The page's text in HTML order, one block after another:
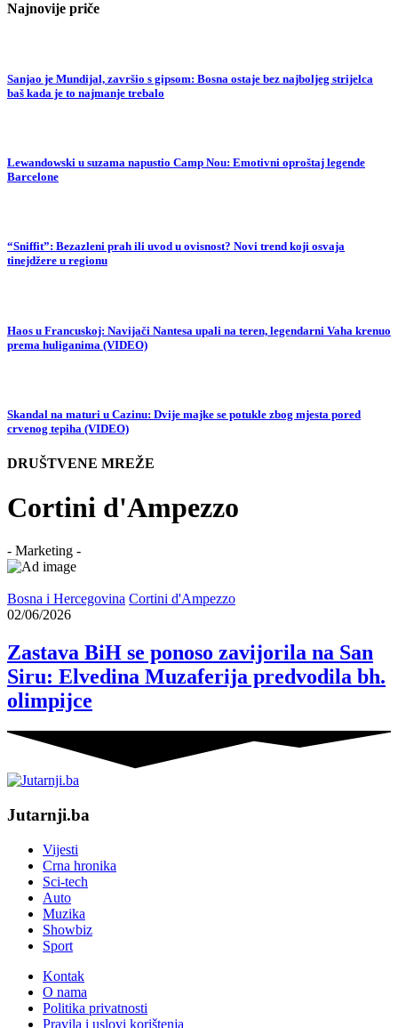
Najnovije priče
Sanjao je Mundijal, završio s gipsom: Bosna ostaje bez najboljeg strijelca
baš kada je to najmanje trebalo
Lewandowski u suzama napustio Camp Nou: Emotivni oproštaj legende
Barcelone
“Sniffit”: Bezazleni prah ili uvod u ovisnost? Novi trend koji osvaja
tinejdžere u regionu
Haos u Francuskoj: Navijači Nantesa upali na teren, legendarni Vaha krenuo
prema huliganima (VIDEO)
Skandal na maturi u Cazinu: Dvije majke se potukle zbog mjesta pored
crvenog tepiha (VIDEO)
DRUŠTVENE MREŽE
Cortini d'Ampezzo
- Marketing -
Bosna i Hercegovina Cortini d'Ampezzo
02/06/2026
Zastava BiH se ponoso zavijorila na San
Siru: Elvedina Muzaferija predvodila bh.
olimpijce
Jutarnji.ba
Vijesti
Crna hronika
Sci-tech
Auto
Muzika
Showbiz
Sport
Kontak
O nama
Politika privatnosti
Pravila i uslovi korištenja